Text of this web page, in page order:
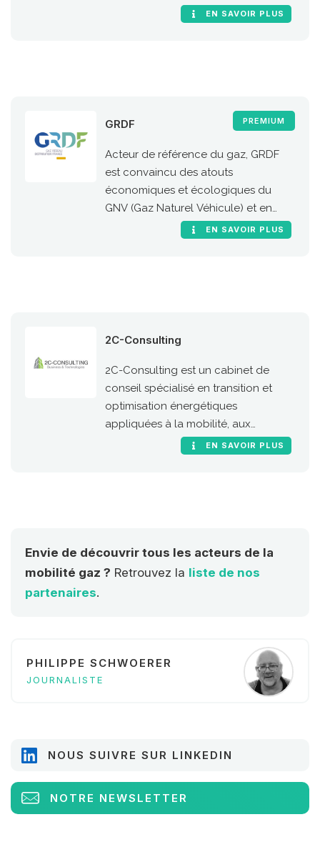
de stations GNC et bioGNC.EN SAVOIR PLUS
PREMIUM
GRDF
Acteur de référence du gaz, GRDF
est convaincu des atouts
économiques et écologiques du
GNV (Gaz Naturel Véhicule) et en
particulier de sa version 100 %
EN SAVOIR PLUS
2C-Consulting
2C-Consulting est un cabinet de
conseil spécialisé en transition et
optimisation énergétiques
appliquées à la mobilité, aux
machines mobiles et aux processus
EN SAVOIR PLUS
Envie de découvrir tous les acteurs de la
mobilité gaz ? Retrouvez la liste de nos
partenaires.
PHILIPPE SCHWOERER
JOURNALISTE
NOUS SUIVRE SUR LINKEDIN
NOTRE NEWSLETTER